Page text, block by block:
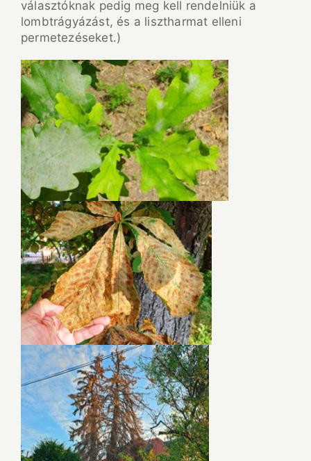
választóknak pedig meg kell rendelniük a
lombtrágyázást, és a lisztharmat elleni
permetezéseket.)